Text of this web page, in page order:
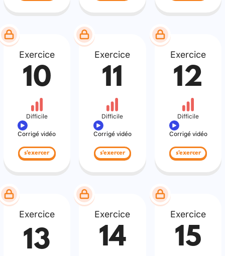
Exercice
10
Difficile
Corrigé vidéo
s'exercer
Exercice
11
Difficile
Corrigé vidéo
s'exercer
Exercice
12
Difficile
Corrigé vidéo
s'exercer
Exercice
13
Exercice
14
Exercice
15